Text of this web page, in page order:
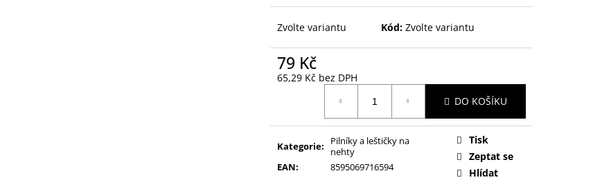
Zvolte variantu Kód: Zvolte variantu
79 Kč
65,29 Kč bez DPH
DO KOŠÍKU
Kategorie:
Pilníky a leštičky na
nehty
EAN: 8595069716594
Tisk
Zeptat se
Hlídat